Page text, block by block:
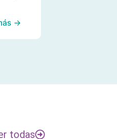
→
todas